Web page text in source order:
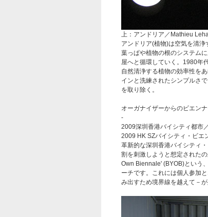
上：アンドリア／Mathieu
アンドリア(植物)は空気を清
葉っぱや植物の根のシステム
屋へと循環していく。1980年
自然清浄する植物の効率性を
インと洗練されたシンプルさ
を取り除く。
オーガナイザーからのビエンナ
-
2009深圳香港バイシティ都市
2009 HK SZバイシティ・ビエ
革新的な深圳香港バイシティ
割を刺激しようと想定された
Own Biennale' (BYOB)という
ーチです。これには個人参加
み出すため境界線を越えて－が